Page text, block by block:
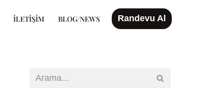
İLETIŞIM BLOG/NEWS Randevu Al